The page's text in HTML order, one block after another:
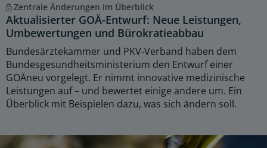
Zentrale Änderungen im Überblick
Aktualisierter GOÄ-Entwurf: Neue Leistungen,
Umbewertungen und Bürokratieabbau
Bundesärztekammer und PKV-Verband haben dem
Bundesgesundheitsministerium den Entwurf einer
GOÄneu vorgelegt. Er nimmt innovative medizinische
Leistungen auf – und bewertet einige andere um. Ein
Überblick mit Beispielen dazu, was sich ändern soll.